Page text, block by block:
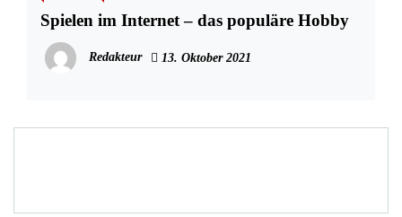
Spielen im Internet – das populäre Hobby
Redakteur 13. Oktober 2021